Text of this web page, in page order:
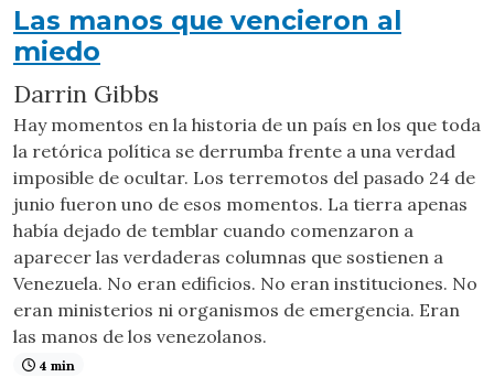
Las manos que vencieron al
miedo
Darrin Gibbs
Hay momentos en la historia de un país en los que toda
la retórica política se derrumba frente a una verdad
imposible de ocultar. Los terremotos del pasado 24 de
junio fueron uno de esos momentos. La tierra apenas
había dejado de temblar cuando comenzaron a
aparecer las verdaderas columnas que sostienen a
Venezuela. No eran edificios. No eran instituciones. No
eran ministerios ni organismos de emergencia. Eran
las manos de los venezolanos.
4 min